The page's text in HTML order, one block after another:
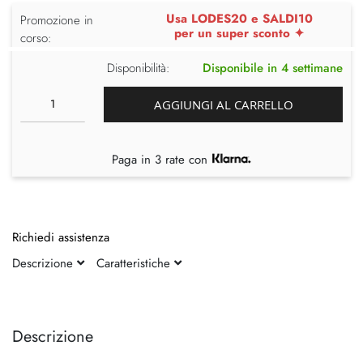
fine
della
Descrizione
Promozione in
corso:
Usa LODES20 e SALDI10
per un super sconto ✦
Disponibilità:
Disponibile in 4 settimane
AGGIUNGI AL CARRELLO
Paga in 3 rate con
Richiedi assistenza
Descrizione
Caratteristiche